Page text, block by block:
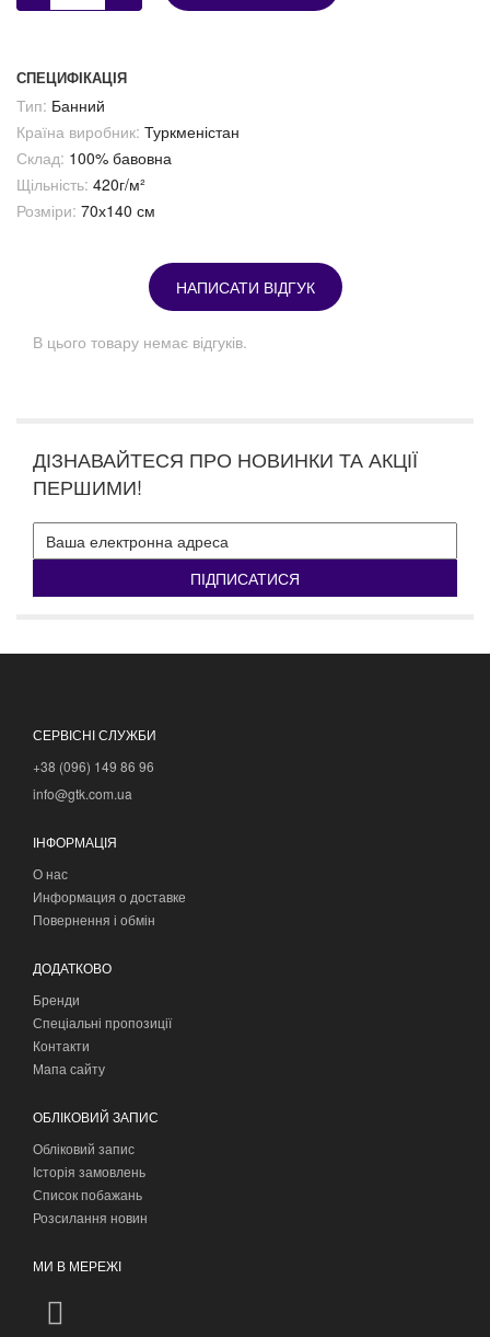
СПЕЦИФІКАЦІЯ
Тип: Банний
Країна виробник: Туркменістан
Склад: 100% бавовна
Щільність: 420г/м²
Розміри: 70х140 см
НАПИСАТИ ВІДГУК
В цього товару немає відгуків.
ДІЗНАВАЙТЕСЯ ПРО НОВИНКИ ТА АКЦІЇ
ПЕРШИМИ!
ПІДПИСАТИСЯ
СЕРВІСНІ СЛУЖБИ
+38 (096) 149 86 96
info@gtk.com.ua
ІНФОРМАЦІЯ
О нас
Информация о доставке
Повернення і обмін
ДОДАТКОВО
Бренди
Спеціальні пропозиції
Контакти
Мапа сайту
ОБЛІКОВИЙ ЗАПИС
Обліковий запис
Історія замовлень
Список побажань
Розсилання новин
МИ В МЕРЕЖІ